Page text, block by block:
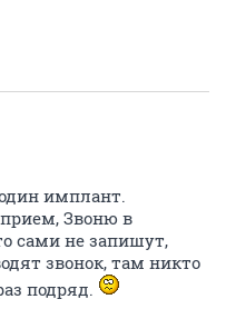
имплант.
Звоню в
сами не запишут,
звонок, там никто
подряд.